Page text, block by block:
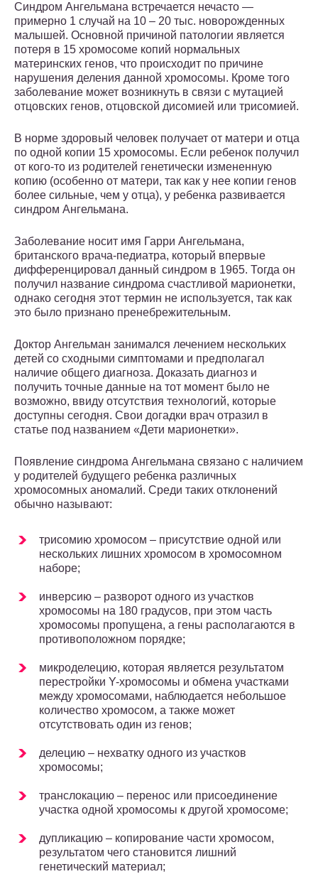
Синдром Ангельмана встречается нечасто —
примерно 1 случай на 10 – 20 тыс. новорожденных
малышей. Основной причиной патологии является
потеря в 15 хромосоме копий нормальных
материнских генов, что происходит по причине
нарушения деления данной хромосомы. Кроме того
заболевание может возникнуть в связи с мутацией
отцовских генов, отцовской дисомией или трисомией.
В норме здоровый человек получает от матери и отца
по одной копии 15 хромосомы. Если ребенок получил
от кого-то из родителей генетически измененную
копию (особенно от матери, так как у нее копии генов
более сильные, чем у отца), у ребенка развивается
синдром Ангельмана.
Заболевание носит имя Гарри Ангельмана,
британского врача-педиатра, который впервые
дифференцировал данный синдром в 1965. Тогда он
получил название синдрома счастливой марионетки,
однако сегодня этот термин не используется, так как
это было признано пренебрежительным.
Доктор Ангельман занимался лечением нескольких
детей со сходными симптомами и предполагал
наличие общего диагноза. Доказать диагноз и
получить точные данные на тот момент было не
возможно, ввиду отсутствия технологий, которые
доступны сегодня. Свои догадки врач отразил в
статье под названием «Дети марионетки».
Появление синдрома Ангельмана связано с наличием
у родителей будущего ребенка различных
хромосомных аномалий. Среди таких отклонений
обычно называют:
трисомию хромосом – присутствие одной или
нескольких лишних хромосом в хромосомном
наборе;
инверсию – разворот одного из участков
хромосомы на 180 градусов, при этом часть
хромосомы пропущена, а гены располагаются в
противоположном порядке;
микроделецию, которая является результатом
перестройки Y-хромосомы и обмена участками
между хромосомами, наблюдается небольшое
количество хромосом, а также может
отсутствовать один из генов;
делецию – нехватку одного из участков
хромосомы;
транслокацию – перенос или присоединение
участка одной хромосомы к другой хромосоме;
дупликацию – копирование части хромосом,
результатом чего становится лишний
генетический материал;